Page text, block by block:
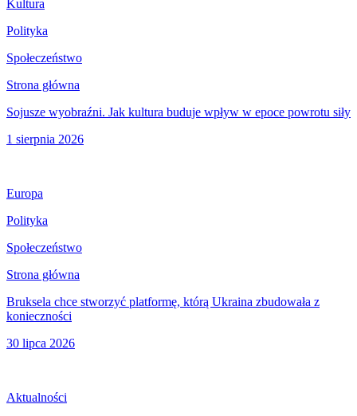
Kultura
Polityka
Społeczeństwo
Strona główna
Sojusze wyobraźni. Jak kultura buduje wpływ w epoce powrotu siły
1 sierpnia 2026
Europa
Polityka
Społeczeństwo
Strona główna
Bruksela chce stworzyć platformę, którą Ukraina zbudowała z
konieczności
30 lipca 2026
Aktualności